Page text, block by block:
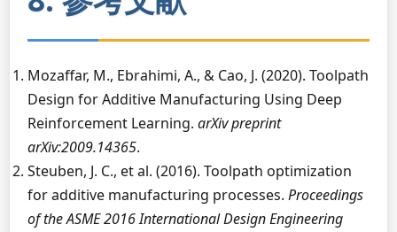
Mozaffar, M., Ebrahimi, A., & Cao, J. (2020). Toolpath
Design for Additive Manufacturing Using Deep
Reinforcement Learning. arXiv preprint
arXiv:2009.14365.
Steuben, J. C., et al. (2016). Toolpath optimization
for additive manufacturing processes. Proceedings
of the ASME 2016 International Design Engineering